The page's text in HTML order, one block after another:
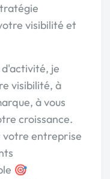
visibilité et
je
visibilité, à
à vous
croissance.
votre entreprise
🎯